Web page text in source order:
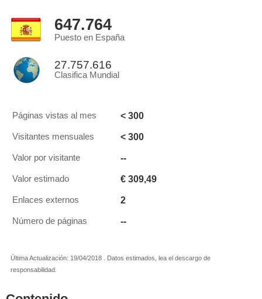
647.764
Puesto en España
27.757.616
Clasifica Mundial
Páginas vistas al mes < 300
Visitantes mensuales < 300
Valor por visitante --
Valor estimado € 309,49
Enlaces externos 2
Número de páginas --
Última Actualización: 19/04/2018 . Datos estimados, lea el descargo de
responsabilidad.